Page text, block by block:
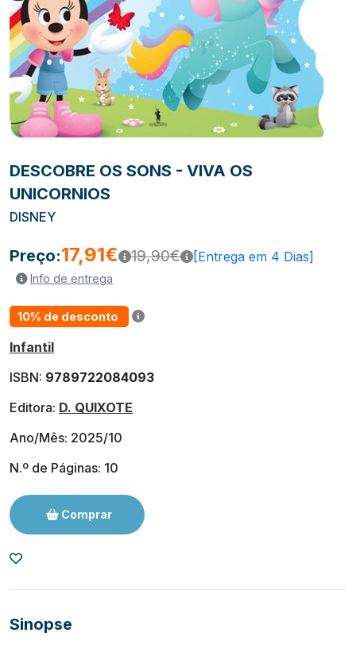
DESCOBRE OS SONS - VIVA OS
UNICORNIOS
DISNEY
Preço:17,91€ 19,90€ [Entrega em 4 Dias]
Info de entrega
10% de desconto
Infantil
ISBN: 9789722084093
Editora: D. QUIXOTE
Ano/Mês: 2025/10
N.º de Páginas: 10
Comprar
Sinopse